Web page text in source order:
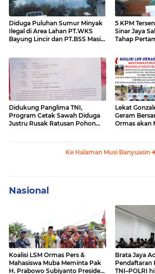
Diduga Puluhan Sumur Minyak
Ilegal di Area Lahan PT.WKS
Bayung Lincir dan PT.BSS Masi
Kelapangan Sikat Bersih Mafia
Minyak di Area Tersebut
5 KPM
Sinar Jaya
Tahap
Didukung Panglima TNI,
Program Cetak Sawah Diduga
Justru Rusak Ratusan Pohon
Lekat
Geram
Ormas akan
Ke Halaman Musi Banyuasin
Nasional
Koalisi LSM Ormas Pers &
Mahasiswa Muba Meminta Pak
H. Prabowo Subiyanto Presiden
Brata Jaya
Pendaftaran
TNI–POLRI